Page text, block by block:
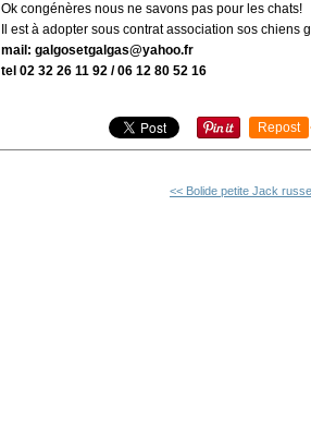
Ok congénères nous ne savons pas pour les chats!
Il est à adopter sous contrat association sos chiens
mail: galgosetgalgas@yahoo.fr
tel 02 32 26 11 92 / 06 12 80 52 16
Repost
<< Bolide petite Jack